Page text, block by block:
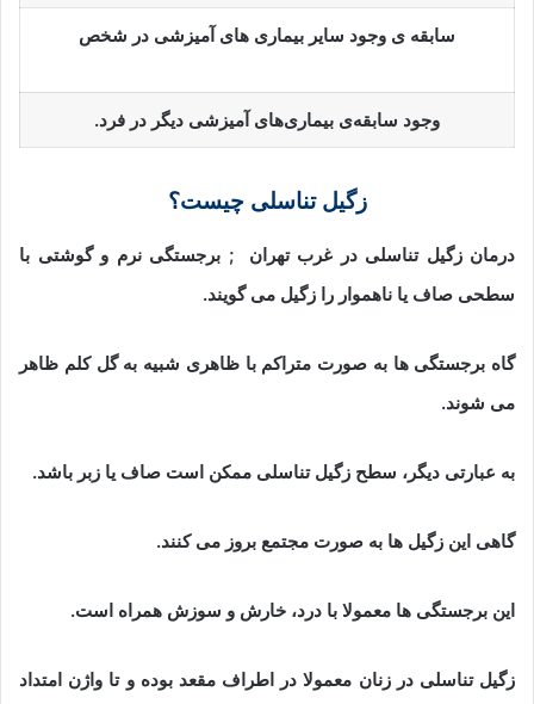
سابقه ی وجود سایر بیماری های آمیزشی در شخص
وجود سابقه‌ی بیماری‌های آمیزشی دیگر در فرد.
زگیل تناسلی چیست؟
درمان زگیل تناسلی در غرب تهران ; برجستگی نرم و گوشتی با
سطحی صاف یا ناهموار را زگیل می گویند.
گاه برجستگی ها به صورت متراکم با ظاهری شبیه به گل کلم ظاهر
می شوند.
به عبارتی دیگر، سطح زگیل تناسلی ممکن است صاف یا زبر باشد.
گاهی این زگیل ها به صورت مجتمع بروز می کنند.
این برجستگی ها معمولا با درد، خارش و سوزش همراه است.
زگیل تناسلی در زنان معمولا در اطراف مقعد بوده و تا واژن امتداد